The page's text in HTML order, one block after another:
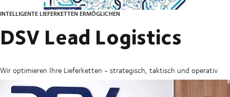
INTELLIGENTE LIEFERKETTEN ERMÖGLICHEN
DSV Lead Logistics
Wir optimieren Ihre Lieferketten - strategisch, taktisch und operativ